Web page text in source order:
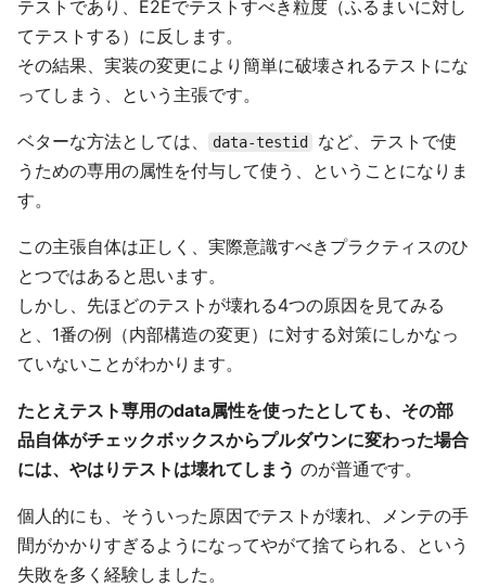
テストであり、E2Eでテストすべき粒度（ふるまいに対し
てテストする）に反します。
その結果、実装の変更により簡単に破壊されるテストにな
ってしまう、という主張です。
ベターな方法としては、 data-testid
など、テストで使
うための専用の属性を付与して使う、ということになりま
す。
この主張自体は正しく、実際意識すべきプラクティスのひ
とつではあると思います。
しかし、先ほどのテストが壊れる4つの原因を見てみる
と、1番の例（内部構造の変更）に対する対策にしかなっ
ていないことがわかります。
たとえテスト専用のdata属性を使ったとしても、その部
品自体がチェックボックスからプルダウンに変わった場合
には、やはりテストは壊れてしまう のが普通です。
個人的にも、そういった原因でテストが壊れ、メンテの手
間がかかりすぎるようになってやがて捨てられる、という
失敗を多く経験しました。